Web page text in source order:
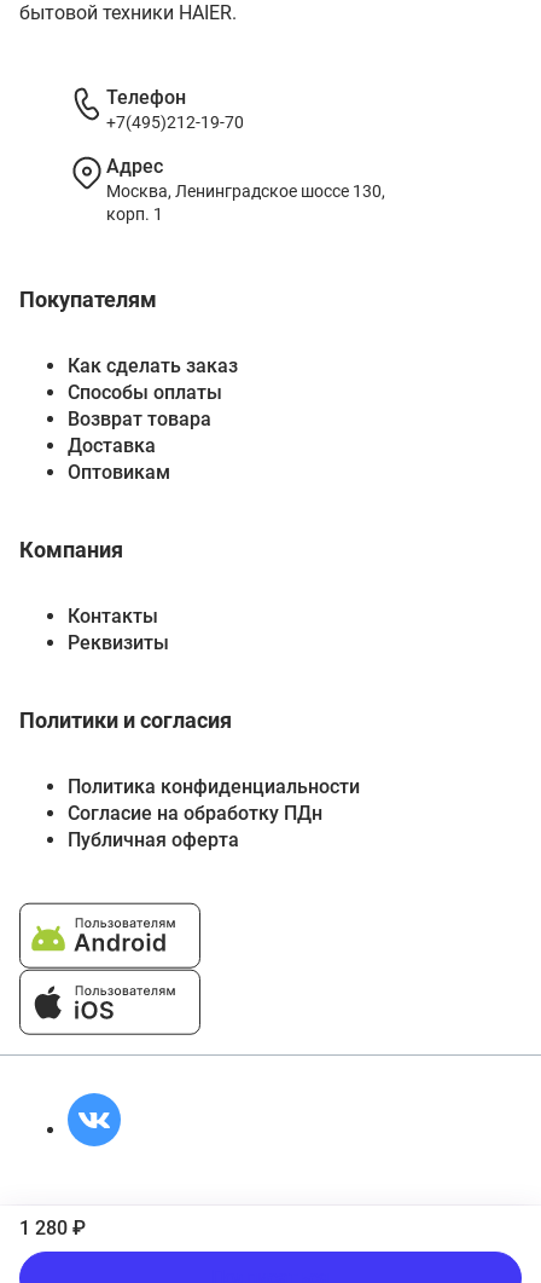
1 280 ₽
бытовой техники HAIER.
Покупателям
Как сделать заказ
Способы оплаты
Возврат товара
Доставка
Оптовикам
Компания
Контакты
Реквизиты
Политики и согласия
Политика конфиденциальности
Согласие на обработку ПДн
Публичная оферта
Телефон
+7(495)212-19-70
Адрес
Москва, Ленинградское шоссе 130,
корп. 1